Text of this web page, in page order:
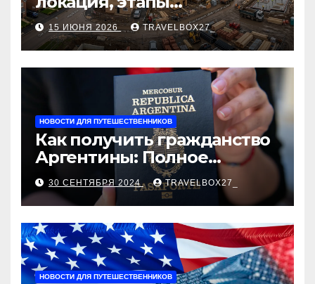
строительства, проверка
застройщика, сценарии
оформления сделки и
рыночные ориентиры
15 ИЮНЯ 2026 TRAVELBOX27_
НОВОСТИ ДЛЯ ПУТЕШЕСТВЕННИКОВ
Как получить гражданство
Аргентины: Полное
руководство
30 СЕНТЯБРЯ 2024 TRAVELBOX27_
НОВОСТИ ДЛЯ ПУТЕШЕСТВЕННИКОВ